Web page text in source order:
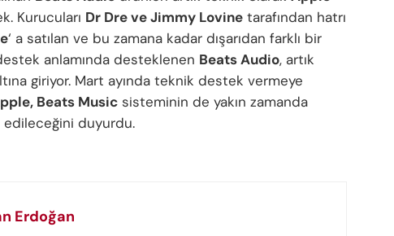
Kurucuları Dr Dre ve Jimmy Lovine tarafından hatrı
‘ a satılan ve bu zamana kadar dışarıdan farklı bir
anlamında desteklenen Beats Audio, artık
giriyor. Mart ayında teknik destek vermeye
Beats Music sisteminin de yakın zamanda
duyurdu.
Erdoğan